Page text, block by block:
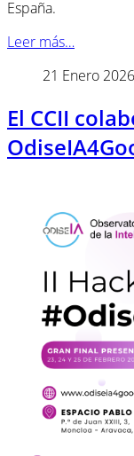
España.
Leer más…
21 Enero 2026
El CCII